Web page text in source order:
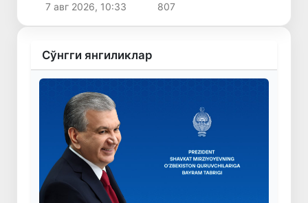
7 авг 2026, 10:33 807
Сўнгги янгиликлар